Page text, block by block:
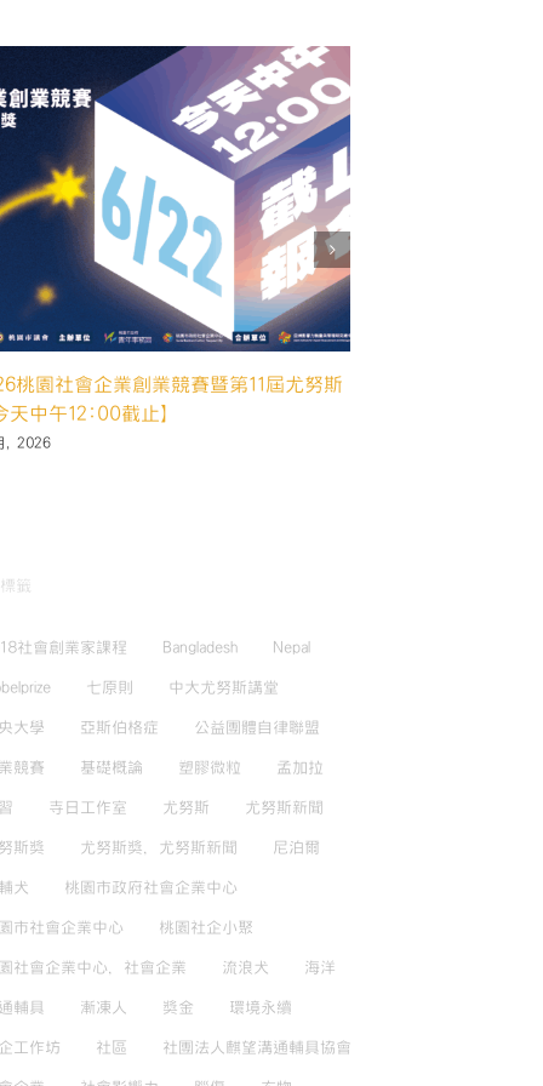
桃園社會企業創業競賽暨第11屆尤努
📣 初賽結果公告｜晉級決賽名單出爐！
2026
籤
社會創業家課程 Bangladesh Nepal
七原則 中大尤努斯講堂
大學 亞斯伯格症 公益團體自律聯盟
競賽 基礎概論 塑膠微粒 孟加拉
寺日工作室 尤努斯 尤努斯新聞
斯獎 尤努斯獎，尤努斯新聞 尼泊爾
犬 桃園市政府社會企業中心
市社會企業中心 桃園社企小聚
社會企業中心，社會企業 流浪犬 海洋
輔具 漸凍人 獎金 環境永續
工作坊 社區 社團法人麒望溝通輔具協會